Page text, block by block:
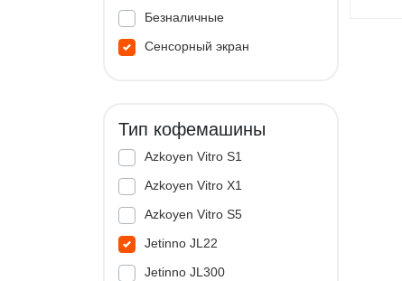
Безналичные
Сенсорный экран
Тип кофемашины
Azkoyen Vitro S1
Azkoyen Vitro X1
Azkoyen Vitro S5
Jetinno JL22
Jetinno JL300